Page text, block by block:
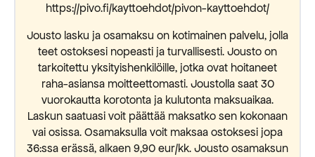
https://pivo.fi/kayttoehdot/pivon-kayttoehdot/
Jousto lasku ja osamaksu on kotimainen palvelu, jolla
teet ostoksesi nopeasti ja turvallisesti. Jousto on
tarkoitettu yksityishenkilöille, jotka ovat hoitaneet
raha-asiansa moitteettomasti. Joustolla saat 30
vuorokautta korotonta ja kulutonta maksuaikaa.
Laskun saatuasi voit päättää maksatko sen kokonaan
vai osissa. Osamaksulla voit maksaa ostoksesi jopa
36:ssa erässä, alkaen 9,90 eur/kk. Jousto osamaksun